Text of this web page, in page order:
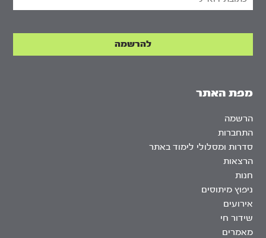
מפת האתר
הרשמה
התחברות
סדרות ומסלולי לימוד באתר
הרצאות
חנות
ניפוץ מיתוסים
אירועים
שידור חי
מאמרים